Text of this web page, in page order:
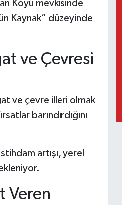
Köyü mevkisinde
Kaynak” düzeyinde
ve Çevresi
ve çevre illeri olmak
barındırdığını
artışı, yerel
Veren